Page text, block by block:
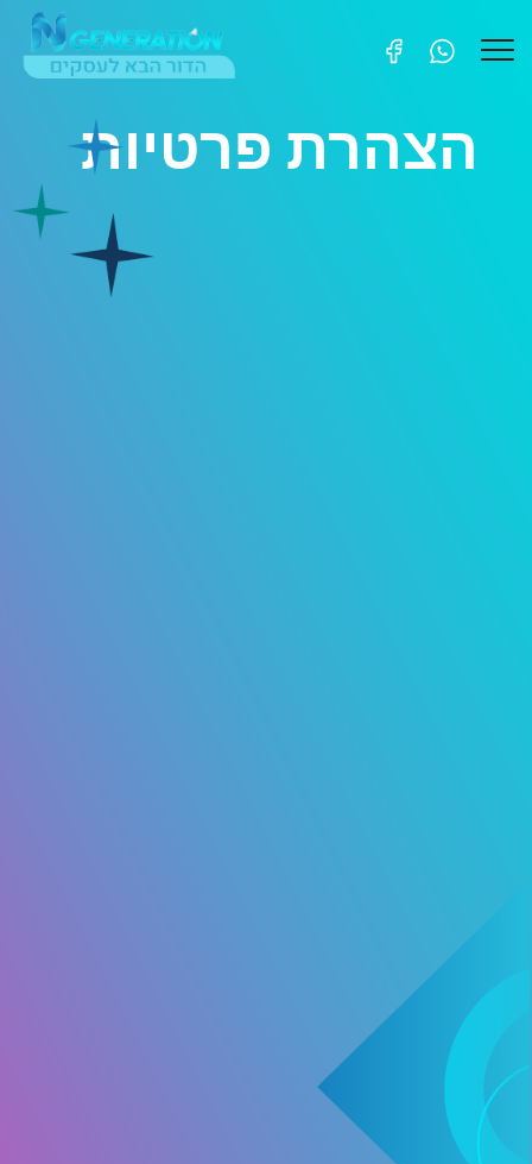
הצהרת פרטיות